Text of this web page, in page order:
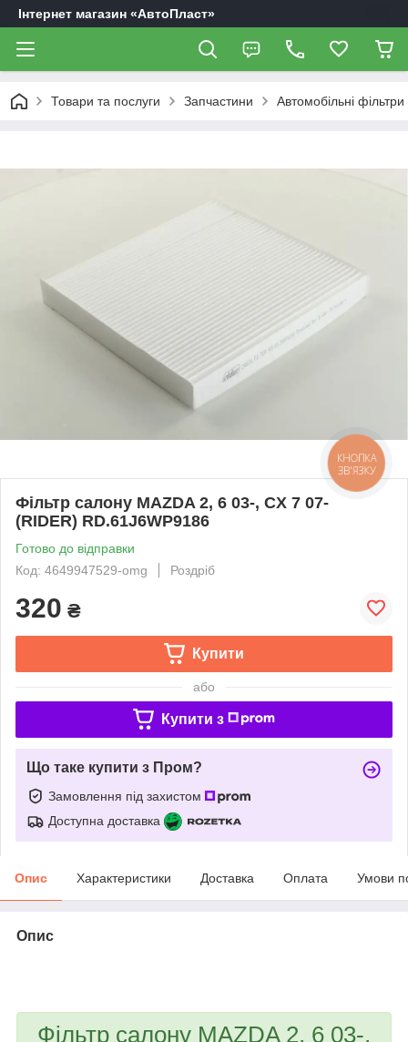
Інтернет магазин «АвтоПласт»
Товари та послуги Запчастини Автомобільні фільтри
Фільтр салону MAZDA 2, 6 03-, CX 7 07-
(RIDER) RD.61J6WP9186
Готово до відправки
Код: 4649947529-omg
Роздріб
320 ₴
Купити
або
Купити з
Що таке купити з Пром?
Замовлення під захистом
Доступна доставка
Опис Характеристики Доставка Оплата Умови
Опис
Фільтр салону MAZDA 2, 6 03-,
КНОПКА
ЗВ'ЯЗКУ